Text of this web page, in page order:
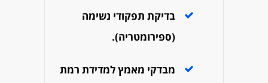
בדיקת תפקודי נשימה
(ספירומטריה).
מבדקי מאמץ למדידת רמת